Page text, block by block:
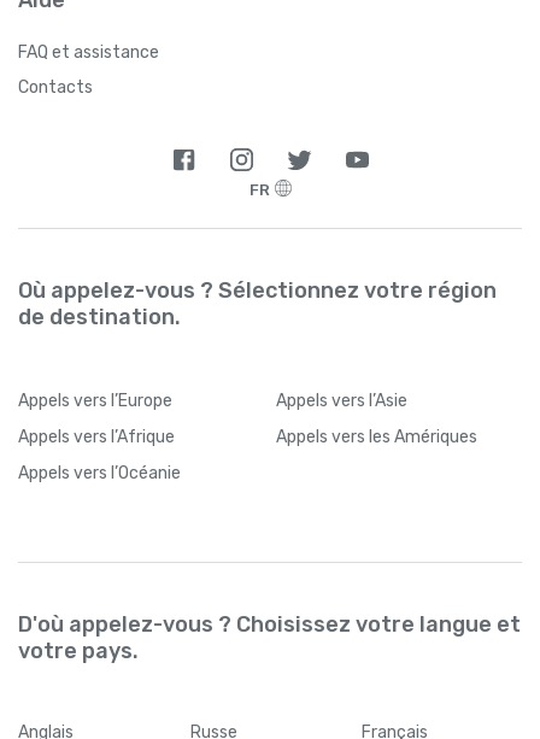
FAQ et assistance
Contacts
FR
Où appelez-vous ? Sélectionnez votre région
de destination.
Appels vers l’Europe Appels vers l’Asie
Appels vers l’Afrique Appels vers les Amériques
Appels vers l’Océanie
D'où appelez-vous ? Choisissez votre langue et
votre pays.
Anglais Russe Français